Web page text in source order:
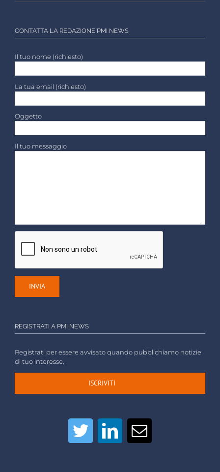
CONTATTA LA REDAZIONE PMI NEWS
Il tuo nome (richiesto)
La tua email (richiesto)
Oggetto
Il tuo messaggio
REGISTRATI A PMI NEWS
Registrati per essere avvisato quando pubblichiamo notizie
di tuo interesse.
ISCRIVITI